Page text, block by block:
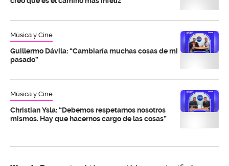
Música y Cine
Guillermo Dávila: “Cambiaría muchas cosas de mi
pasado”
Música y Cine
Christian Ysla: “Debemos respetarnos nosotros
mismos. Hay que hacernos cargo de las cosas”